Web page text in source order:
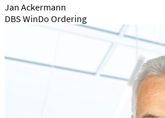
Jan Ackermann
DBS WinDo Ordering